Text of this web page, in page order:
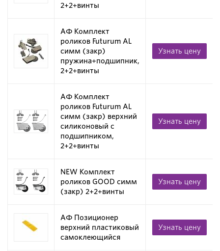
2+2+винты
АФ Комплект
роликов Futurum AL
симм (закр)
пружина+подшипник,
2+2+винты
Узнать цену
АФ Комплект
роликов Futurum AL
симм (закр) верхний
силиконовый с
подшипником,
2+2+винты
Узнать цену
NEW Комплект
роликов GOOD симм
(закр) 2+2+винты
Узнать цену
АФ Позиционер
верхний пластиковый
самоклеющийся
Узнать цену